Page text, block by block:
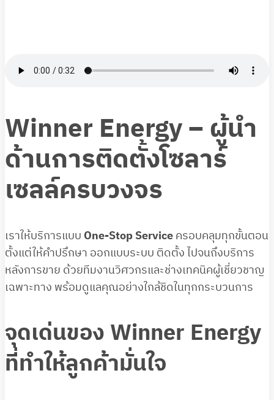
Winner Energy – ผู้นำ
ด้านการติดตั้งโซลาร์
เซลล์ครบวงจร
เราให้บริการแบบ One-Stop Serviceครอบคลุมทุกขั้นตอน
ตั้งแต่ให้คำปรึกษา ออกแบบระบบ ติดตั้ง ไปจนถึงบริการ
หลังการขาย ด้วยทีมงานวิศวกรและช่างเทคนิคผู้เชี่ยวชาญ
เฉพาะทาง พร้อมดูแลคุณอย่างใกล้ชิดในทุกกระบวนการ
จุดเด่นของ Winner Energy
ที่ทำให้ลูกค้ามั่นใจ